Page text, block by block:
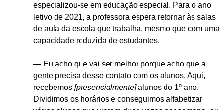
especializou-se em educação especial. Para o ano
letivo de 2021, a professora espera retornar às salas
de aula da escola que trabalha, mesmo que com uma
capacidade reduzida de estudantes.
— Eu acho que vai ser melhor porque acho que a
gente precisa desse contato com os alunos. Aqui,
recebemos [presencialmente]alunos do 1º ano.
Dividimos os horários e conseguimos alfabetizar